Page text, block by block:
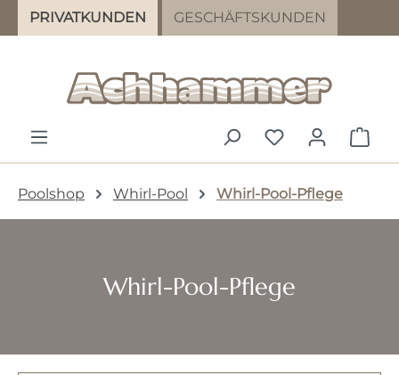
Zum Hauptinhalt springen
PRIVATKUNDEN GESCHÄFTSKUNDEN
DU HAST 0
Poolshop Whirl-Pool Whirl-Pool-Pflege
Whirl-Pool-Pflege